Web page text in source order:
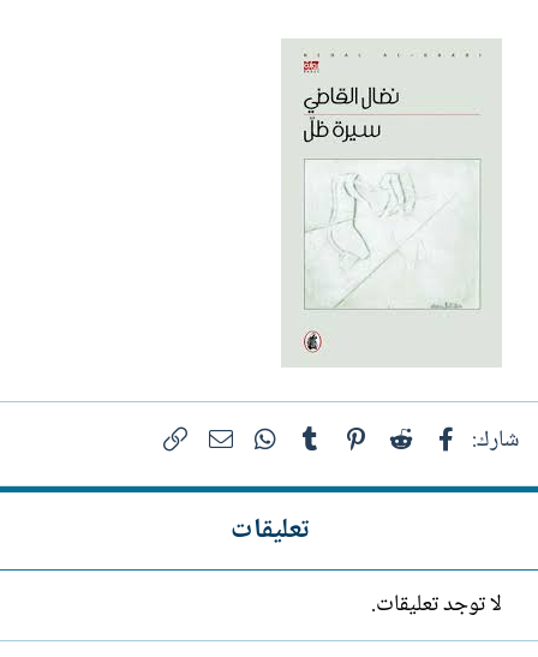
شارك: فيسبوك Reddit
Pinterest
Tumblr
WhatsAppالبريد الإلكتروني
تعليقات
لا توجد تعليقات.